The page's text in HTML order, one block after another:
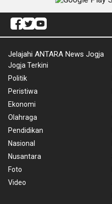
Jelajahi ANTARA News Jogja
Jogja Terkini
Politik
Peristiwa
Ekonomi
Olahraga
Pendidikan
Nasional
Nusantara
Foto
Video